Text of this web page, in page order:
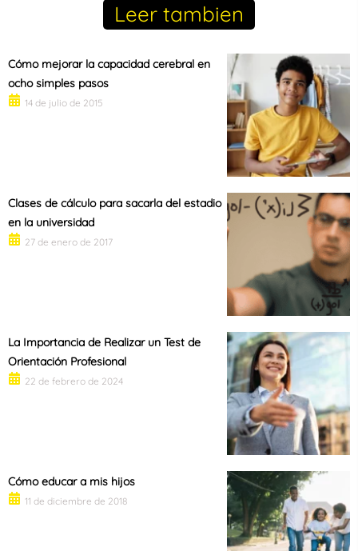
Leer tambien
Cómo mejorar la capacidad cerebral en
ocho simples pasos
14 de julio de 2015
Clases de cálculo para sacarla del estadio
en la universidad
27 de enero de 2017
La Importancia de Realizar un Test de
Orientación Profesional
22 de febrero de 2024
Cómo educar a mis hijos
11 de diciembre de 2018